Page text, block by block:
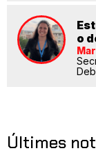
o
Últimes